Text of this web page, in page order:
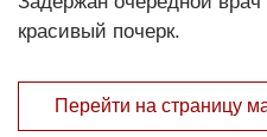
красивый почерк.
Перейти на страницу